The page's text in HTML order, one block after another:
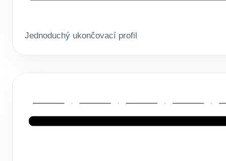
Jednoduchý ukončovací profil